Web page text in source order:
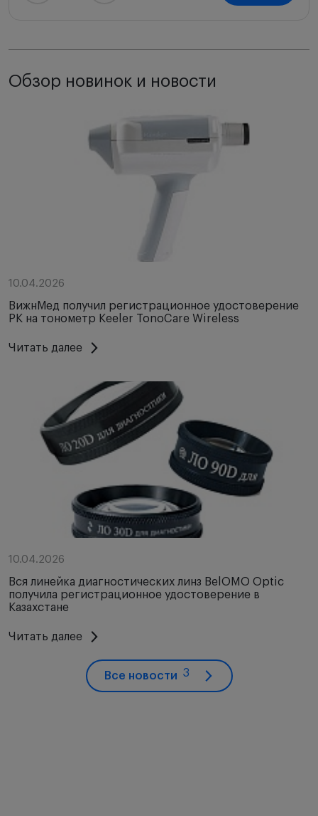
Обзор новинок и новости
10.04.2026
ВижнМед получил регистрационное удостоверение
РК на тонометр Keeler TonoCare Wireless
Читать далее
10.04.2026
Вся линейка диагностических линз BelOMO Optic
получила регистрационное удостоверение в
Казахстане
Читать далее
Все новости 3